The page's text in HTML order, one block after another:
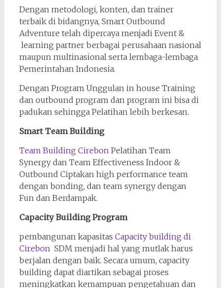
Dengan metodologi, konten, dan trainer
terbaik di bidangnya, Smart Outbound
Adventure telah dipercaya menjadi Event &
learning partner berbagai perusahaan nasional
maupun multinasional serta lembaga-lembaga
Pemerintahan Indonesia.
Dengan Program Unggulan in house Training
dan outbound program dan program ini bisa di
padukan sehingga Pelatihan lebih berkesan.
Smart Team Building
Team Building CirebonPelatihan Team
Synergy dan Team Effectiveness Indoor &
Outbound Ciptakan high performance team
dengan bonding, dan team synergy dengan
Fun dan Berdampak.
Capacity Building Program
pembangunan kapasitas Capacity building di
Cirebon SDM menjadi hal yang mutlak harus
berjalan dengan baik. Secara umum, capacity
building dapat diartikan sebagai proses
meningkatkan kemampuan pengetahuan dan